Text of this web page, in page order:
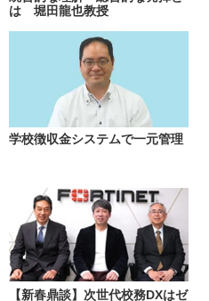
は 堀田龍也教授
学校徴収金システムで一元管理
【新春鼎談】次世代校務DXはゼ